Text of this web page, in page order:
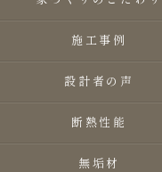
施工事例
設計者の声
断熱性能
無垢材